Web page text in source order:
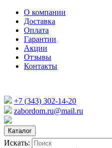
О компании
Доставка
Оплата
Гарантии
Акции
Отзывы
Контакты
+7 (343) 302-14-20
zabordom.ru@mail.ru
Каталог
Искать: